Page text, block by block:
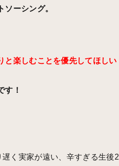
ーシング。
と楽しむことを優先してほしい
す！
遅く実家が遠い、辛すぎる生後2